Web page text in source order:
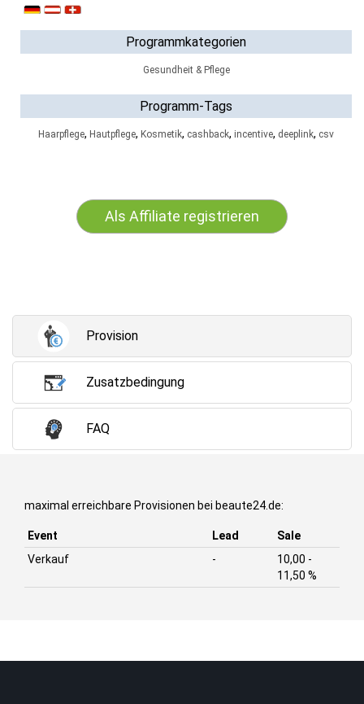
Programmkategorien
Gesundheit & Pflege
Programm-Tags
Haarpflege, Hautpflege, Kosmetik, cashback, incentive, deeplink, csv
Als Affiliate registrieren
Provision
Zusatzbedingung
FAQ
maximal erreichbare Provisionen bei beaute24.de:
Event Lead
Sale
Verkauf
-
10,00 -
11,50 %